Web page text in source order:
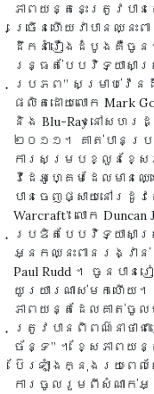
ភាពយន្តនេះត្រូវបាន
ច្រើនហើយវាបានឈ្ន
ដឹកនាំរឿងដំបូងគឺចូន
រន្ធត់បែបវិទ្យាសា
ប្រភព” សម្រាប់វ៉េន
ផលិតដោយលោក Mark
និង Blu-Ray នៅសហរ
២០១១។ គាត់បានប្រ
ការសម្របខ្លួនខ្សែភ
វីដេអូហ្គេមដែលមានឈ្
បានចេញផ្សាយនៅរដូ
Warcraft” លោក
ប្រឌិតបែបវិទ្យាសា
អ្នកឈ្នះពានរង្វាន់
Paul Rudd ។ ចូនបាន
យូរយារណាស់មកហើយ
ភាពយន្តដែលគាត់ចូលចិ
ត្រូវបានពិពណ៌នាថាជ
ច័ន្ទ” ។ ខ្សែភាពយ
ប៊ែរឡាំងក្នុងរយៈពេ
ការចូលរួមពីសំណាក់អ្